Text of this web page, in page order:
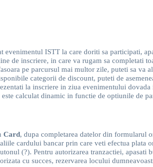
evenimentul ISTT la care doriti sa participati,
de inscriere, in care va rugam sa completati
pe parcursul mai multor zile, puteti sa
categorii de discount, puteti de
la inscriere in ziua evenimentului
calculat dinamic in functie de optiunile de
Card, dupa completarea datelor din formularul
cardului bancar prin care veti efectua
(?). Pentru autorizarea tranzactiei, apasati
cu succes, rezervarea locului